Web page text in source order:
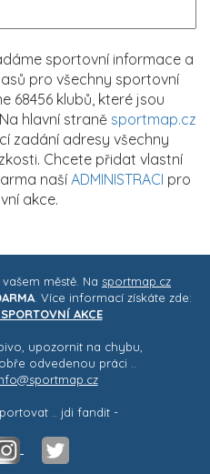
sportovní informace a
pro všechny sportovní
68456 klubů, které jsou
hlavní straně sportmap.cz
zadání adresy všechny
Chcete přidat vlastní
naší ADMINISTRACI pro
akce.
městě. Na sportmap.cz
. Více informací získáte zde:
AKCE
upozornit na chybu,
odvedenou práci ..
.. jdi fandit -